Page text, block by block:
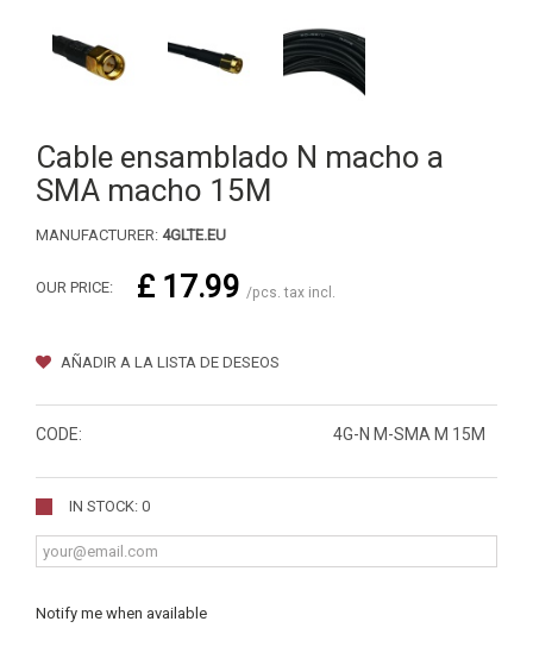
Cable ensamblado N macho a
SMA macho 15M
MANUFACTURER: 4GLTE.EU
OUR PRICE: £ 17.99 /pcs. tax incl.
AÑADIR A LA LISTA DE DESEOS
CODE: 4G-N M-SMA M 15M
IN STOCK: 0
Notify me when available